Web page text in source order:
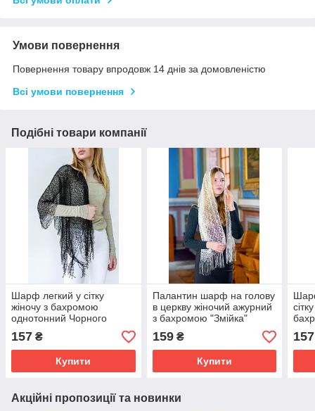
Умови повернення
Повернення товару впродовж 14 днів за домовленістю
Всі умови повернення
Подібні товари компанії
Шарф легкий у сітку
жіночу з бахромою
однотонний Чорного
157 ₴
Купити
Палантин шарф на голову
в церкву жіночий ажурний
з бахромою "Змійка"
159₴
Купити
157
Акційні пропозиції та новинки